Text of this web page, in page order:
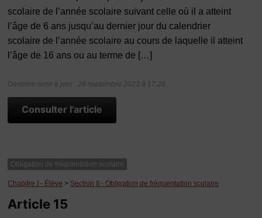
scolaire de l’année scolaire suivant celle où il a atteint
l’âge de 6 ans jusqu’au dernier jour du calendrier
scolaire de l’année scolaire au cours de laquelle il atteint
l’âge de 16 ans ou au terme de […]
Dernière mise à jour : 28 septembre 2023 à 17:28
Consulter l'article
Obligation de fréquentation scolaire
Chapitre I - Élève > Section II - Obligation de fréquentation scolaire
Article 15